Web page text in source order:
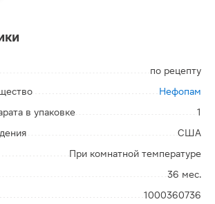
по рецепту
Нефопам
в упаковке
1
США
При комнатной температуре
36 мес.
1000360736